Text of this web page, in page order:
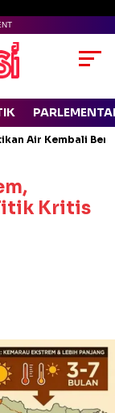
Air Kembali
Kritis